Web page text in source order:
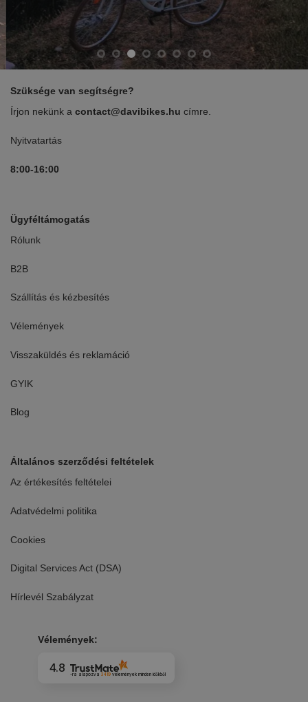
Szüksége van segítségre?
Írjon nekünk a contact@davibikes.hu címre.
Nyitvatartás
8:00-16:00
Ügyféltámogatás
Rólunk
B2B
Szállítás és kézbesítés
Vélemények
Visszaküldés és reklamáció
GYIK
Blog
Általános szerződési feltételek
Az értékesítés feltételei
Adatvédelmi politika
Cookies
Digital Services Act (DSA)
Hírlevél Szabályzat
Vélemények:
4.8 -ra alapozva 3419 véleményekminden időkből